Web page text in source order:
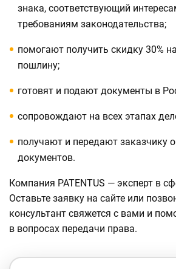
знака, соответствующий
требованиям законодательства;
помогают получить скидку 30%
пошлину;
готовят и подают документы в
сопровождают на всех этапах
получают и передают заказчику
документов.
Компания PATENTUS — эксперт в
Оставьте заявку на сайте или
консультант свяжется с вами и
в вопросах передачи права.